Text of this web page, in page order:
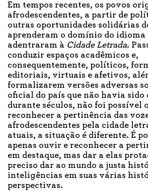
Em tempos recentes, os povos
afrodescendentes, a partir de
outras oportunidades solidárias
aprenderam o domínio do
adentraram à Cidade Letrada.
conduzir espaços acadêmicos e,
consequentemente, políticos,
editoriais, virtuais e afetivos,
formalizarem versões adversas
oficial do país que não havia sido
durante séculos, não foi possível
reconhecer a pertinência das
afrodescendentes pela cidade
atuais, a situação é diferente. É
apenas ouvir e reconhecer a
em destaque, mas dar a elas
preciso dar ao mundo a justa
inteligências em suas várias
perspectivas.